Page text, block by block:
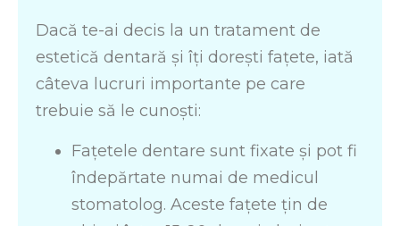
Dacă te-ai decis la un tratament de
estetică dentară și îți dorești fațete, iată
câteva lucruri importante pe care
trebuie să le cunoști:
Fațetele dentare sunt fixate și pot fi
îndepărtate numai de medicul
stomatolog. Aceste fațete țin de